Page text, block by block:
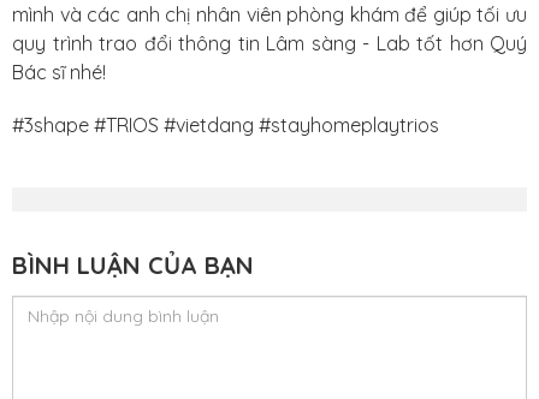
mình và các anh chị nhân viên phòng khám để giúp tối ưu
quy trình trao đổi thông tin Lâm sàng - Lab tốt hơn Quý
Bác sĩ nhé!
#3shape #TRIOS #vietdang #stayhomeplaytrios
BÌNH LUẬN CỦA BẠN